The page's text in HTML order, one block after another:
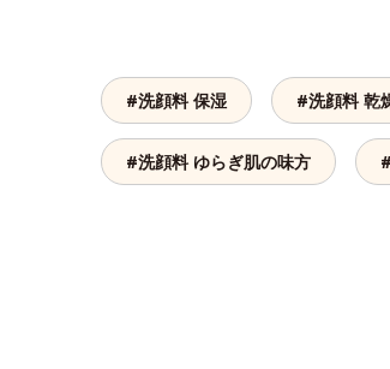
#洗顔料 保湿 #洗顔料 乾
#洗顔料 ゆらぎ肌の味方